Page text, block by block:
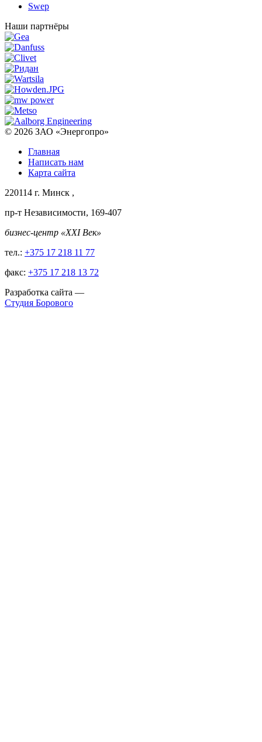
Swep
Наши партнёры
© 2026 ЗАО «Энергопро»
Главная
Написать нам
Карта сайта
220114 г. Минск ,
пр-т Независимости, 169-407
бизнес-центр «XXI Век»
тел.: +375 17 218 11 77
факс: +375 17 218 13 72
Разработка сайта —
Студия Борового